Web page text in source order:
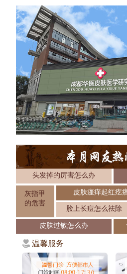
头发掉的厉害怎么办
灰指甲
的危害
皮肤瘙痒起红疙
脸上长痘怎么祛除
皮肤过敏怎么办
温馨服务